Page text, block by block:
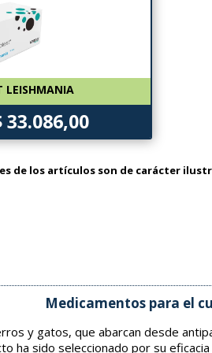
LEISHMANIA
33.086,00
de los artículos son de carácter
Medicamentos para el
y gatos, que abarcan desde
ha sido seleccionado por su